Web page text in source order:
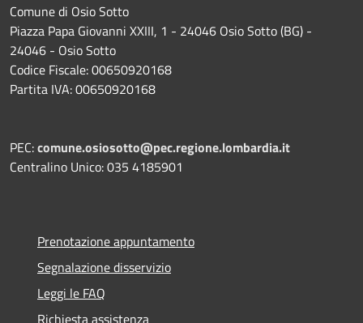
Comune di Osio Sotto
Piazza Papa Giovanni XXIII, 1 - 24046 Osio Sotto (BG) -
24046 - Osio Sotto
Codice Fiscale: 00650920168
Partita IVA: 00650920168
PEC:comune.osiosotto@pec.regione.lombardia.it
Centralino Unico: 035 4185901
Prenotazione appuntamento
Segnalazione disservizio
Leggi le FAQ
Richiesta assistenza